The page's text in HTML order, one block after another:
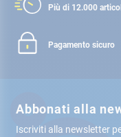
Più di 12.000
Pagamento sicuro
Abbonati alla
Iscriviti alla newsletter